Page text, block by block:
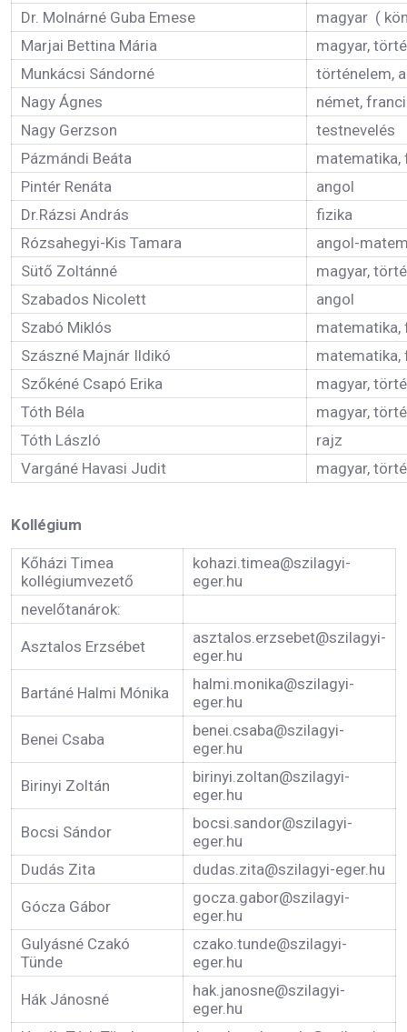
Dr. Molnárné Guba Emese
magyar (
Marjai Bettina Mária
magyar,
Munkácsi Sándorné
történelem,
Nagy Ágnes
német,
Nagy Gerzson
testnevelés
Pázmándi Beáta
Pintér Renáta
angol
Dr.Rázsi András
fizika
Rózsahegyi-Kis Tamara
angol-
Sütő Zoltánné
magyar,
Szabados Nicolett
angol
Szabó Miklós
Szászné Majnár Ildikó
matematika,
Szőkéné Csapó Erika
magyar,
Tóth Béla
magyar,
Tóth László
rajz
Vargáné Havasi Judit
magyar,
Kollégium
Kőházi Timea
kollégiumvezető
kohazi.timea@szilagyi-
eger.hu
nevelőtanárok:
Asztalos Erzsébet
asztalos.erzsebet@szilagyi-
eger.hu
Bartáné Halmi Mónika
halmi.monika@szilagyi-
eger.hu
Benei Csaba
benei.csaba@szilagyi-
eger.hu
Birinyi Zoltán
birinyi.zoltan@szilagyi-
eger.hu
Bocsi Sándor
bocsi.sandor@szilagyi-
eger.hu
Dudás Zita
dudas.zita@szilagyi-eger.hu
Gócza Gábor
gocza.gabor@szilagyi-
eger.hu
Gulyásné Czakó
Tünde
czako.tunde@szilagyi-
eger.hu
Hák Jánosné
hak.janosne@szilagyi-
eger.hu